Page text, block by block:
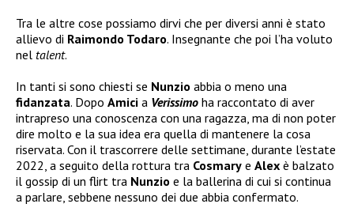
Tra le altre cose possiamo dirvi che per diversi anni è stato
allievo di Raimondo Todaro. Insegnante che poi l’ha voluto
nel talent.
In tanti si sono chiesti se Nunzio abbia o meno una
fidanzata. Dopo Amici a Verissimo ha raccontato di aver
intrapreso una conoscenza con una ragazza, ma di non poter
dire molto e la sua idea era quella di mantenere la cosa
riservata. Con il trascorrere delle settimane, durante l’estate
2022, a seguito della rottura tra Cosmary e Alex è balzato
il gossip di un flirt tra Nunzio e la ballerina di cui si continua
a parlare, sebbene nessuno dei due abbia confermato.